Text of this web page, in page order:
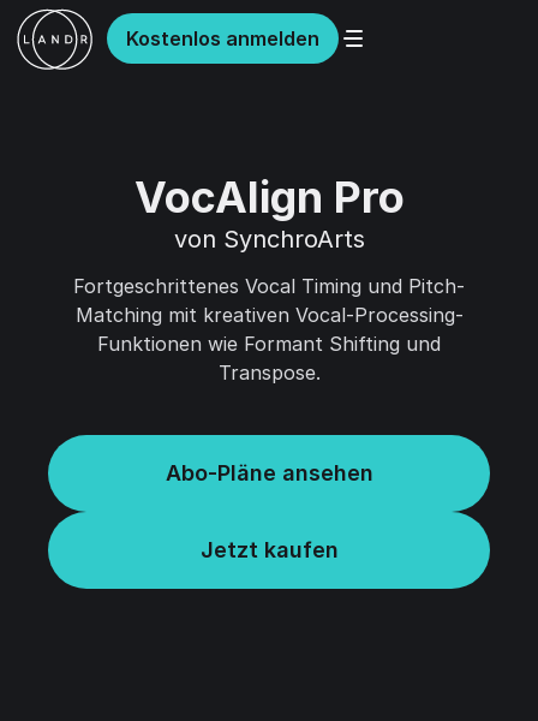
Kostenlos anmelden
VocAlign Pro
von SynchroArts
Fortgeschrittenes Vocal Timing und Pitch-
Matching mit kreativen Vocal-Processing-
Funktionen wie Formant Shifting und
Transpose.
Abo-Pläne ansehen
Jetzt kaufen